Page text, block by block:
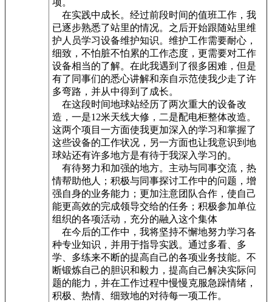
项。
在实践中成长。经过前段时间的值班工作，我
已逐步熟悉了站里的情况。之后开始跟随站里维
护人员学习设备维护知识。维护工作需要耐心，
细致，不怕脏不怕累的工作态度，更需要对工作
设备相当的了解。在此我遇到了很多困难，但是
有了同事们的悉心讲解和亲自示范使我少走了许
多弯路，并从中得到了成长。
在这段时间地球站经历了两次重大的设备改
造，一是12米天线大修，二是配电柜整体改造。
这两个项目一方面使我更加深入的学习和掌握了
这些设备的工作状况，另一方面也让我意识到地
球站还有许多地方是有待于我深入学习的。
有待努力和加强的地方。主动与同事交流，热
情帮助他人；积极与同事探讨工作中的问题，增
强自身的业务能力；更加注意团队合作，使自己
能更高效的完成领导交给的任务；积极参加单位
组织的各项活动，充分的融入这个集体
在今后的工作中，我将坚持不懈地努力学习各
种专业知识，并用于指导实践。通过多看、多
学、多练来不断的提高自己的各项业务技能。不
断锻炼自己的胆识和毅力，提高自己解决实际问
题的能力，并在工作过程中慢慢克服急躁情绪，
积极、热情、细致地的对待每一项工作。